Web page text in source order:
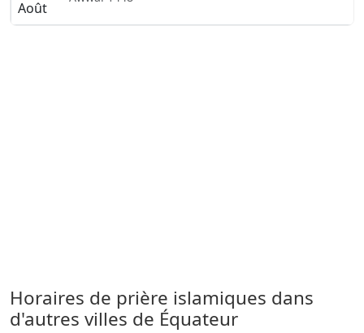
Août
Horaires de prière islamiques dans
d'autres villes de Équateur